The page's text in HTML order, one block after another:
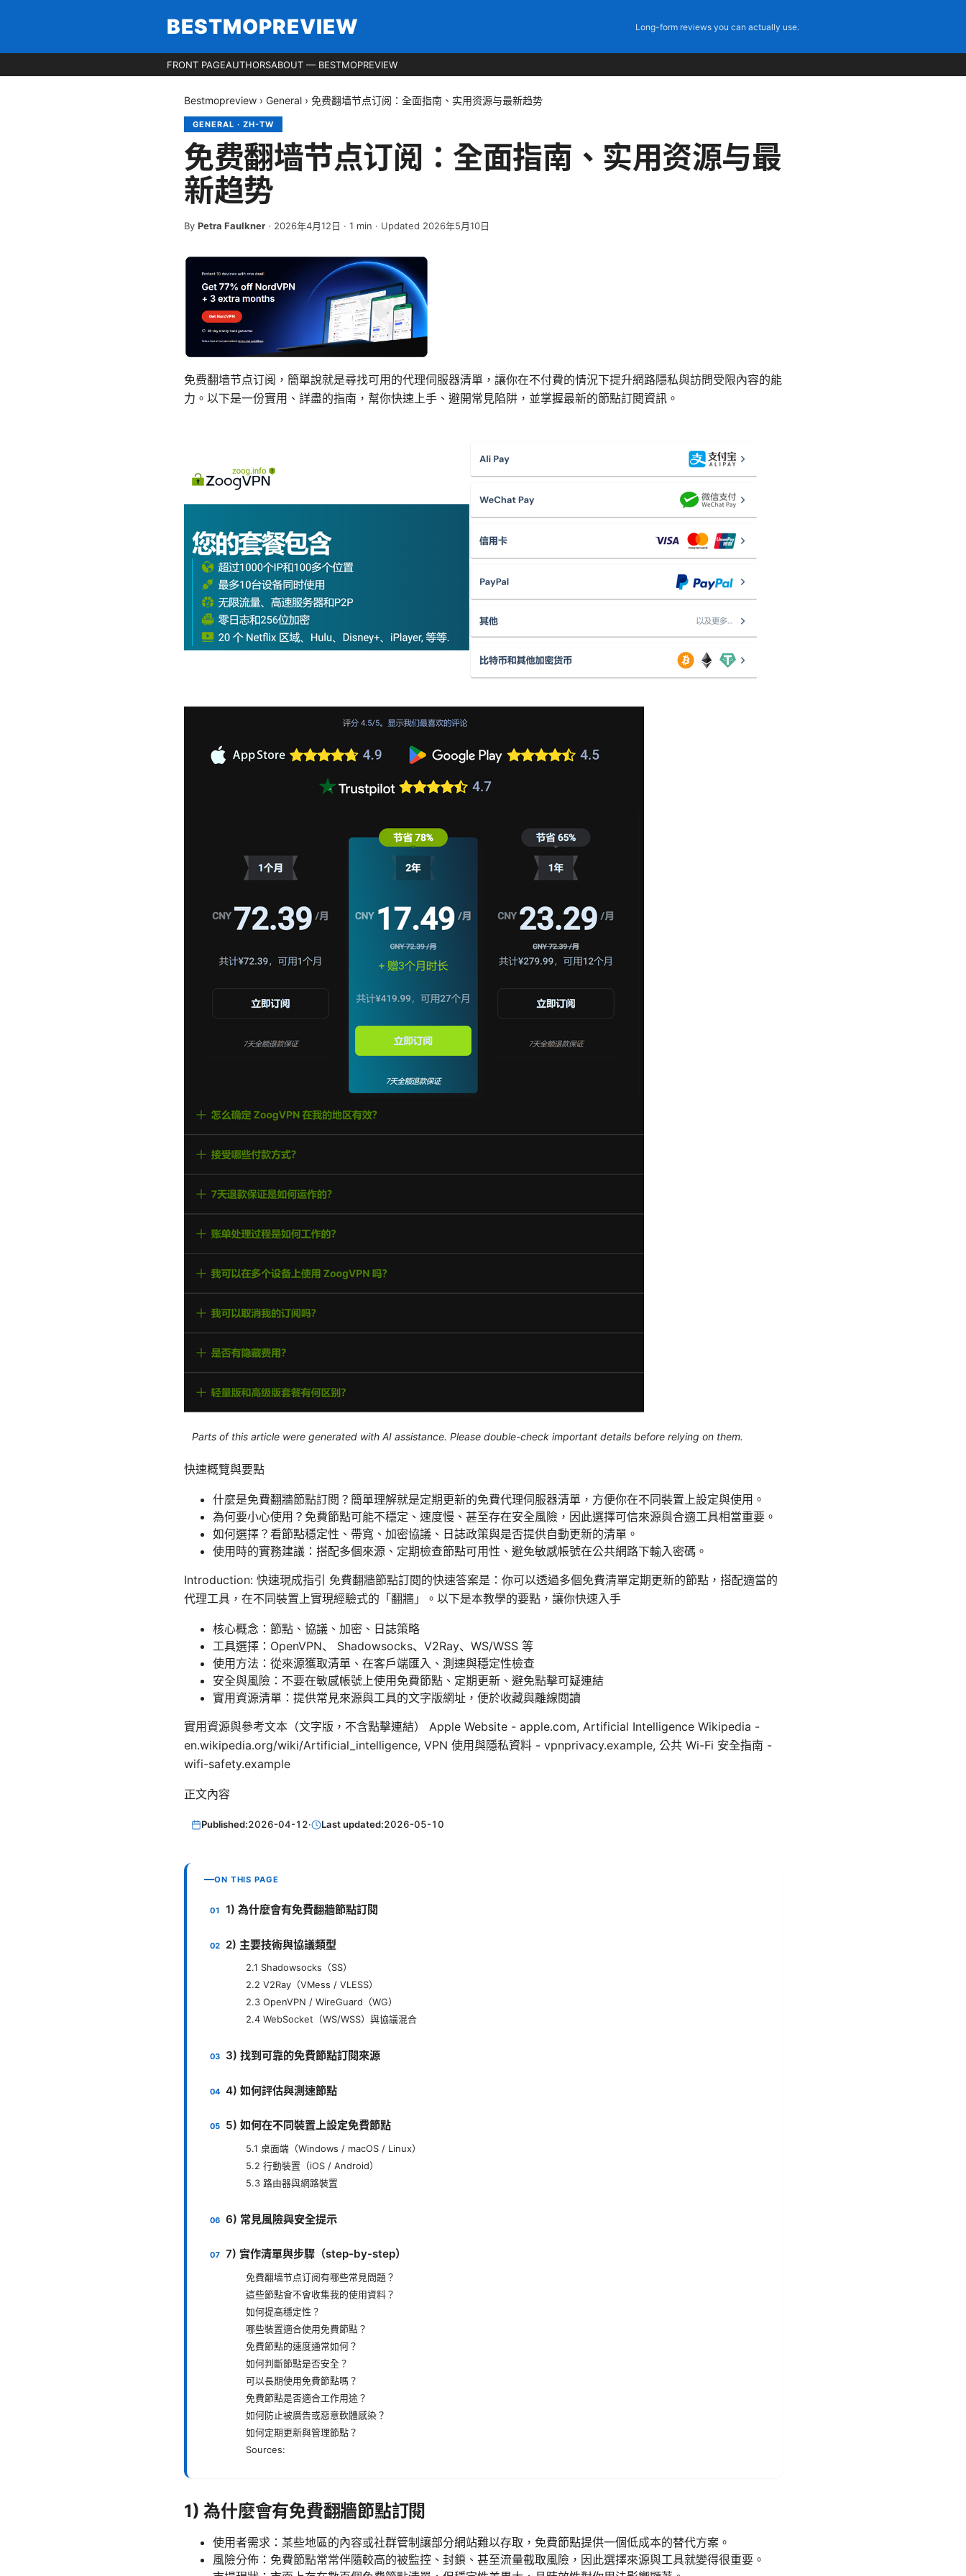
BESTMOPREVIEW Long-form reviews you can actually use.
FRONT PAGEAUTHORSABOUT — BESTMOPREVIEW
Bestmopreview › General › 免费翻墙节点订阅：全面指南、实用资源与最新趋势
GENERAL · ZH-TW
免费翻墙节点订阅：全面指南、实用资源与最
新趋势
By Petra Faulkner · 2026年4月12日 · 1 min · Updated 2026年5月10日
免费翻墙节点订阅，簡單說就是尋找可用的代理伺服器清單，讓你在不付費的情況下提升網路隱私與訪問受限內容的能
力。以下是一份實用、詳盡的指南，幫你快速上手、避開常見陷阱，並掌握最新的節點訂閱資訊。
Parts of this article were generated with AI assistance. Please double-check important details before relying on them.
快速概覽與要點
什麼是免費翻牆節點訂閱？簡單理解就是定期更新的免費代理伺服器清單，方便你在不同裝置上設定與使用。
為何要小心使用？免費節點可能不穩定、速度慢、甚至存在安全風險，因此選擇可信來源與合適工具相當重要。
如何選擇？看節點穩定性、帶寬、加密協議、日誌政策與是否提供自動更新的清單。
使用時的實務建議：搭配多個來源、定期檢查節點可用性、避免敏感帳號在公共網路下輸入密碼。
Introduction: 快速現成指引 免費翻牆節點訂閱的快速答案是：你可以透過多個免費清單定期更新的節點，搭配適當的
代理工具，在不同裝置上實現經驗式的「翻牆」。以下是本教學的要點，讓你快速入手
核心概念：節點、協議、加密、日誌策略
工具選擇：OpenVPN、 Shadowsocks、V2Ray、WS/WSS 等
使用方法：從來源獲取清單、在客戶端匯入、測速與穩定性檢查
安全與風險：不要在敏感帳號上使用免費節點、定期更新、避免點擊可疑連結
實用資源清單：提供常見來源與工具的文字版網址，便於收藏與離線閱讀
實用資源與參考文本（文字版，不含點擊連結） Apple Website - apple.com, Artificial Intelligence Wikipedia -
en.wikipedia.org/wiki/Artificial_intelligence, VPN 使用與隱私資料 - vpnprivacy.example, 公共 Wi-Fi 安全指南 -
wifi-safety.example
正文內容
Published:2026-04-12· Last updated:2026-05-10
ON THIS PAGE
1) 為什麼會有免費翻牆節點訂閱
2) 主要技術與協議類型
2.1 Shadowsocks（SS）
2.2 V2Ray（VMess / VLESS）
2.3 OpenVPN / WireGuard（WG）
2.4 WebSocket（WS/WSS）與協議混合
3) 找到可靠的免費節點訂閱來源
4) 如何評估與測速節點
5) 如何在不同裝置上設定免費節點
5.1 桌面端（Windows / macOS / Linux）
5.2 行動裝置（iOS / Android）
5.3 路由器與網路裝置
6) 常見風險與安全提示
7) 實作清單與步驟（step-by-step）
免費翻墙节点订阅有哪些常見問題？
這些節點會不會收集我的使用資料？
如何提高穩定性？
哪些裝置適合使用免費節點？
免費節點的速度通常如何？
如何判斷節點是否安全？
可以長期使用免費節點嗎？
免費節點是否適合工作用途？
如何防止被廣告或惡意軟體感染？
如何定期更新與管理節點？
Sources:
1) 為什麼會有免費翻牆節點訂閱
使用者需求：某些地區的內容或社群管制讓部分網站難以存取，免費節點提供一個低成本的替代方案。
風險分佈：免費節點常常伴隨較高的被監控、封鎖、甚至流量截取風險，因此選擇來源與工具就變得很重要。